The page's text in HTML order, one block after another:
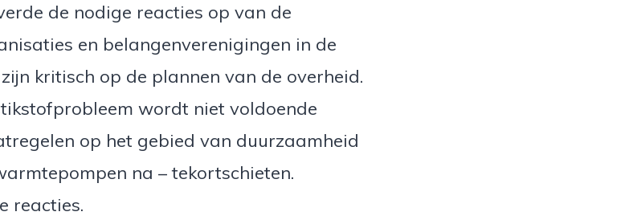
de nodige reacties op van de
en belangenverenigingen in de
kritisch op de plannen van de overheid.
wordt niet voldoende
op het gebied van duurzaamheid
na – tekortschieten.
reacties.